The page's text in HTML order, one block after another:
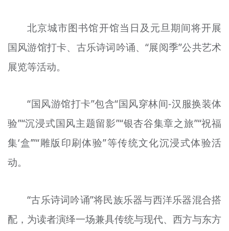
北京城市图书馆开馆当日及元旦期间将开展
国风游馆打卡、古乐诗词吟诵、“展阅季”公共艺术
展览等活动。
“国风游馆打卡”包含“国风穿林间-汉服换装体
验”“沉浸式国风主题留影”“银杏谷集章之旅”“祝福
集‘盒’”“雕版印刷体验”等传统文化沉浸式体验活
动。
“古乐诗词吟诵”将民族乐器与西洋乐器混合搭
配，为读者演绎一场兼具传统与现代、西方与东方